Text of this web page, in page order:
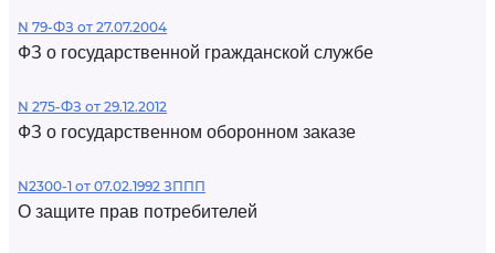
N 79-ФЗ от 27.07.2004
ФЗ о государственной гражданской службе
N 275-ФЗ от 29.12.2012
ФЗ о государственном оборонном заказе
N2300-1 от 07.02.1992 ЗППП
О защите прав потребителей